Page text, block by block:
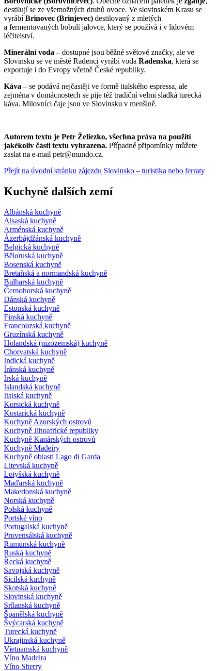
destilují se ze všemožných druhů ovoce. Ve slovinském Krasu se
vyrábíBrinovec (Brinjevec) destilovaný z mletých
a fermentovaných bobulí jalovce, který se používá i v lidovém
léčitelství.
Minerální voda – dostupné jsou běžné světové značky, ale ve
Slovinsku se ve městě Radenci vyrábí voda Radenska, která se
exportuje i do Evropy včetně České republiky.
Káva – se podává nejčastěji ve formě italského espressa, ale
zejména v domácnostech se pije též tradiční velmi sladká turecká
káva. Milovníci čaje jsou ve Slovinsku v menšině.
Autorem textu je Petr Želiezko, všechna práva na použití
jakékoliv části textu vyhrazena. Případné připomínky můžete
zaslat na e-mail petr@mundo.cz.
Přejít na úvodní stránku zájezdu Slovinsko – turistika nebo ferraty
Kuchyně dalších zemí
Albánská kuchyně
Alsaská kuchyně
Arménská kuchyně
Ázerbájdžánská kuchyně
Belgická kuchyně
Běloruská kuchyně
Bosenská kuchyně
Bretaňská a normandská kuchyně
Bulharská kuchyně
Černohorská kuchyně
Dánská kuchyně
Estonská kuchyně
Finská kuchyně
Francouzská kuchyně
Gruzínská kuchyně
Holandská (nizozemská) kuchyně
Chorvatská kuchyně
Indická kuchyně
Íránská kuchyně
Irská kuchyně
Islandská kuchyně
Italská kuchyně
Korsická kuchyně
Kostarická kuchyně
Kuchyně Azorských ostrovů
Kuchyně Jihoafrické republiky
Kuchyně Kanárských ostrovů
Kuchyně Madeiry
Kuchyně oblasti Lago di Garda
Litevská kuchyně
Lotyšská kuchyně
Maďarská kuchyně
Makedonská kuchyně
Norská kuchyně
Polská kuchyně
Portské víno
Portugalská kuchyně
Provensálská kuchyně
Rumunská kuchyně
Ruská kuchyně
Řecká kuchyně
Savojská kuchyně
Sicilská kuchyně
Skotská kuchyně
Slovinská kuchyně
Srílanská kuchyně
Španělská kuchyně
Švýcarská kuchyně
Turecká kuchyně
Ukrajinská kuchyně
Vietnamská kuchyně
Víno Madeira
Víno Sherry